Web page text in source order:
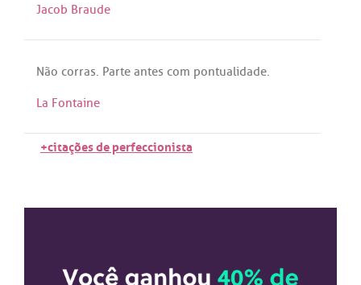
Jacob Braude
Não corras. Parte antes com pontualidade.
La Fontaine
+citações de perfeccionista